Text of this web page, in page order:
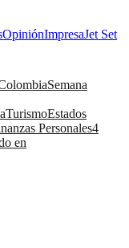
OpiniónImpresaJet Set
Semana
TurismoEstados
Personales4
en